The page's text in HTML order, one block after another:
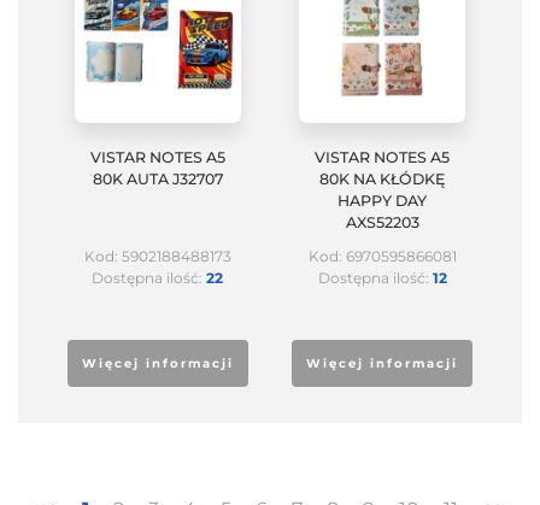
VISTAR NOTES A5
80K AUTA J32707
Kod: 5902188488173
Dostępna ilość:22
Więcej informacji
VISTAR NOTES A5
80K NA KŁÓDKĘ
HAPPY DAY
AXS52203
Kod: 6970595866081
Dostępna ilość: 12
Więcej informacji